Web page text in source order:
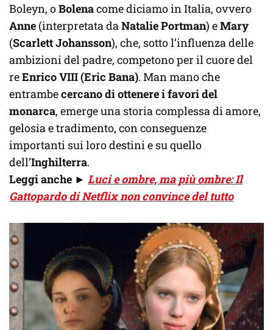
Boleyn, oBolenacome diciamo in Italia, ovvero
Anne (interpretata da Natalie Portman) eMary
(Scarlett Johansson), che, sotto l’influenza delle
ambizioni del padre, competono per il cuore del
reEnrico VIII (Eric Bana). Man mano che
entrambecercano di ottenere i favori del
monarca, emerge una storia complessa di amore,
gelosia e tradimento, con conseguenze
importanti sui loro destini e su quello
dell’Inghilterra.
Leggi anche ► Luci e ombre, ma più ombre: Il
Gattopardo di Netflix non convince del tutto